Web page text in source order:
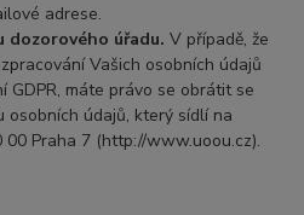
adrese.
úřadu. V případě, že
Vašich osobních údajů
GDPR, máte právo se obrátit se
osobních údajů, který sídlí na
00 Praha 7 (http://www.uoou.cz).